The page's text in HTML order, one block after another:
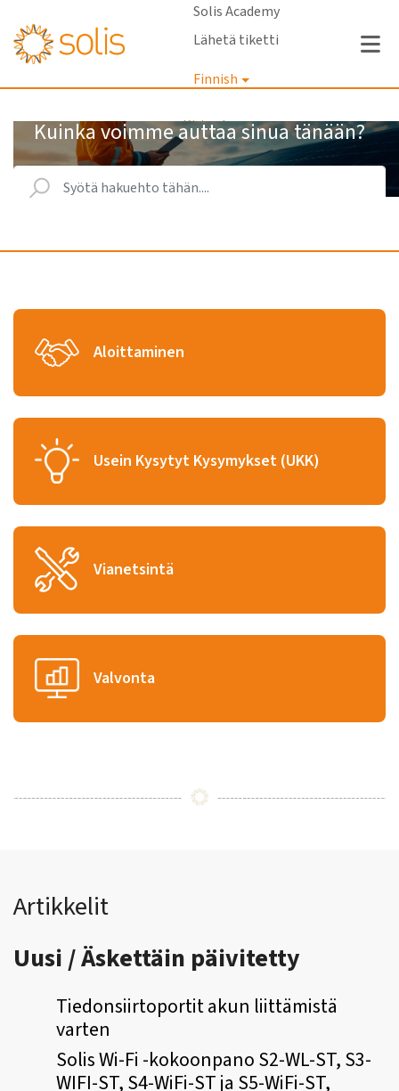
Solis Academy
Lähetä tiketti
Finnish
Kirjaudu
Kuinka voimme auttaa sinua tänään?
Aloittaminen
Usein Kysytyt Kysymykset (UKK)
Vianetsintä
Valvonta
Artikkelit
Uusi / Äskettäin päivitetty
Tiedonsiirtoportit akun liittämistä
varten
Solis Wi-Fi -kokoonpano S2-WL-ST, S3-
WIFI-ST, S4-WiFi-ST ja S5-WiFi-ST,